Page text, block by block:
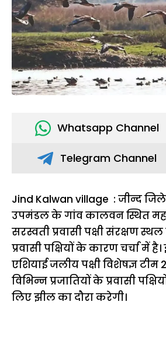
Whatsapp Channel
Telegram Channel
Jind Kalwan village : जीन्द
उपमंडल के गांव कालवन स्थित
सरस्वती प्रवासी पक्षी संरक्षण
प्रवासी पक्षियों के कारण चर्चा में
एशियाई जलीय पक्षी विशेषज्ञ टीम
विभिन्न प्रजातियों के प्रवासी
लिए झील का दौरा करेगी।